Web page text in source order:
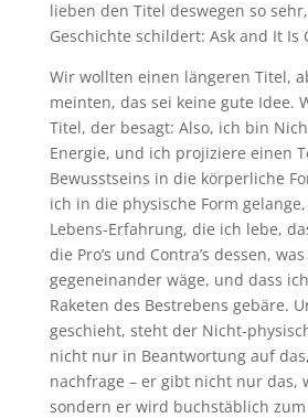
lieben den Titel deswegen so
Geschichte schildert: Ask and It Is
Wir wollten einen längeren Titel,
meinten, das sei keine gute Idee.
Titel, der besagt: Also, ich bin
Energie, und ich projiziere einen
Bewusstseins in die körperliche
ich in die physische Form
Lebens-Erfahrung, die ich lebe,
die Pro’s und Contra’s dessen,
gegeneinander wäge, und dass
Raketen des Bestrebens gebäre.
geschieht, steht der Nicht-
nicht nur in Beantwortung auf
nachfrage – er gibt nicht nur das,
sondern er wird buchstäblich zum